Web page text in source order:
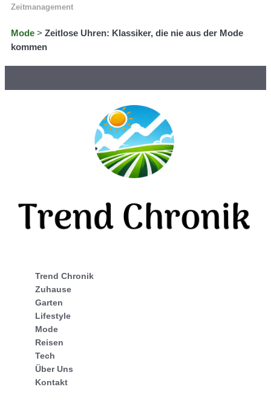
Zeitmanagement
Mode > Zeitlose Uhren: Klassiker, die nie aus der Mode
kommen
Trend Chronik
Zuhause
Garten
Lifestyle
Mode
Reisen
Tech
Über Uns
Kontakt